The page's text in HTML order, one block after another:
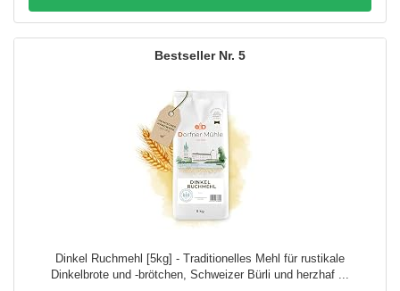
5
Dinkel Ruchmehl [5kg] - Traditionelles Mehl für rustikale
Dinkelbrote und -brötchen, Schweizer Bürli und herzhaf ...